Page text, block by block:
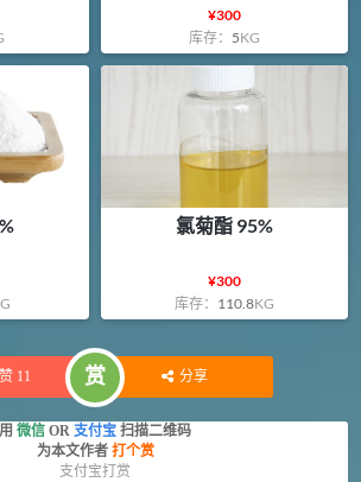
¥300
库存： 5KG
氯菊酯 95%
¥300
库存： 110.8KG
赞 11 赏 分享
用 微信 OR 支付宝 扫描二维码
为本文作者 打个赏
支付宝打赏